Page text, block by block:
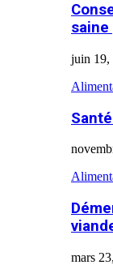
juin 19,
mars